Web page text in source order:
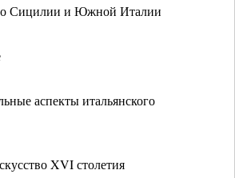
Сицилии и Южной Италии
аспекты итальянского
XVI столетия